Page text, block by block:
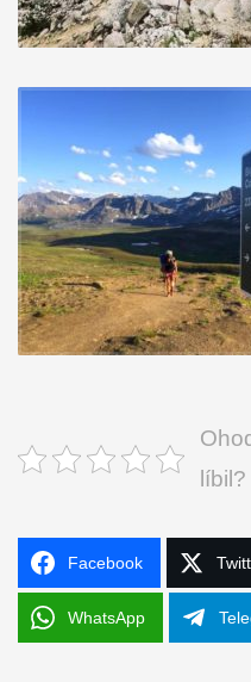
líbil?
Facebook
WhatsApp